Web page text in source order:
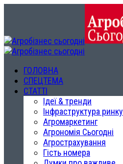
ГОЛОВНА
СПЕЦТЕМА
СТАТТІ
Ідеї & тренди
Інфраструктура ринку
Агромаркетинг
Агрономія Сьогодні
Агрострахування
Гість номера